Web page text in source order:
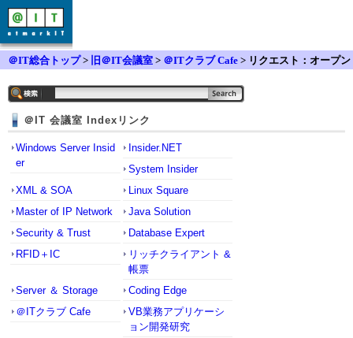
＠IT総合トップ> 旧＠IT会議室 > ＠ITクラブ Cafe > リクエスト：オープン
＠IT 会議室 Indexリンク
Windows Server Insid
er
Insider.NET
System Insider
XML & SOA
Linux Square
Master of IP Network
Java Solution
Security & Trust
Database Expert
RFID＋IC
リッチクライアント &
帳票
Server ＆ Storage
Coding Edge
＠ITクラブ Cafe
VB業務アプリケーシ
ョン開発研究